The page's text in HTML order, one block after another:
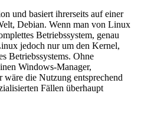
und basiert ihrerseits auf einer
Debian. Wenn man von Linux
Betriebssystem, genau
jedoch nur um den Kernel,
Betriebssystems. Ohne
Windows-Manager,
wäre die Nutzung entsprechend
Fällen überhaupt